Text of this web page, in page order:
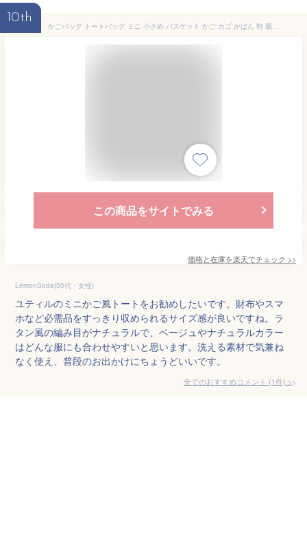
10th
かごバッグ トートバッグ ミニ 小さめ バスケット かご カゴ かばん 鞄 籠 洗える かご カゴ ラタン風 ハンドル付き ユティル ナイール UTILE Sサイズ ナチュラル ベージュ おしゃれ かご風
この商品をサイトでみる
価格と在庫を楽天でチェック >>
LemonSoda(50代・女性)
ユティルのミニかご風トートをお勧めしたいです。財布やスマ
ホなど必需品をすっきり収められるサイズ感が良いですね。ラ
タン風の編み目がナチュラルで、ベージュやナチュラルカラー
はどんな服にも合わせやすいと思います。洗える素材で気兼ね
なく使え、普段のお出かけにちょうどいいです。
全てのおすすめコメント (1件) >